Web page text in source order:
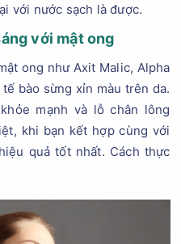
với nước sạch là được.
với mật ong
ong như Axit Malic, Alpha
bào sừng xỉn màu trên da.
mạnh và lỗ chân lông
khi bạn kết hợp cùng với
quả tốt nhất. Cách thực